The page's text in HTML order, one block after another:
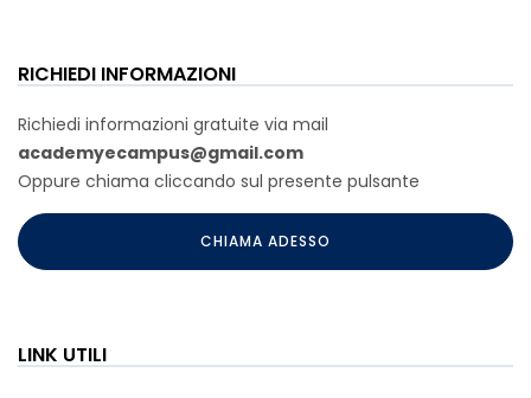
RICHIEDI INFORMAZIONI
Richiedi informazioni gratuite via mail
academyecampus@gmail.com
Oppure chiama cliccando sul presente pulsante
CHIAMA ADESSO
LINK UTILI